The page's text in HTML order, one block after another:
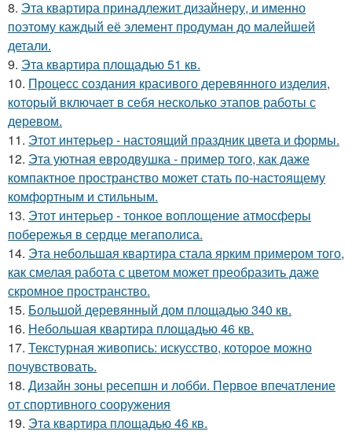
8. Эта квартира принадлежит дизайнеру, и именно
поэтому каждый её элемент продуман до малейшей
детали.
9. Эта квартира площадью 51 кв.
10. Процесс создания красивого деревянного изделия,
который включает в себя несколько этапов работы с
деревом.
11. Этот интерьер - настоящий праздник цвета и формы.
12. Эта уютная евродвушка - пример того, как даже
компактное пространство может стать по-настоящему
комфортным и стильным.
13. Этот интерьер - тонкое воплощение атмосферы
побережья в сердце мегаполиса.
14. Эта небольшая квартира стала ярким примером того,
как смелая работа с цветом может преобразить даже
скромное пространство.
15. Большой деревянный дом площадью 340 кв.
16. Небольшая квартира площадью 46 кв.
17. Текстурная живопись: искусство, которое можно
почувствовать.
18. Дизайн зоны ресепшн и лобби. Первое впечатление
от спортивного сооружения
19. Эта квартира площадью 46 кв.